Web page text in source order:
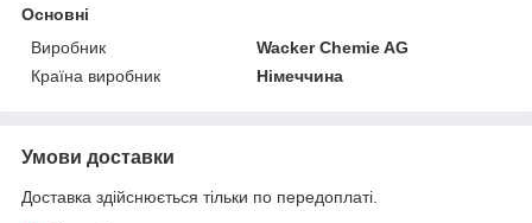
Основні
Виробник
Wacker Chemie AG
Країна виробник
Німеччина
Умови доставки
Доставка здійснюється тільки по передоплаті.